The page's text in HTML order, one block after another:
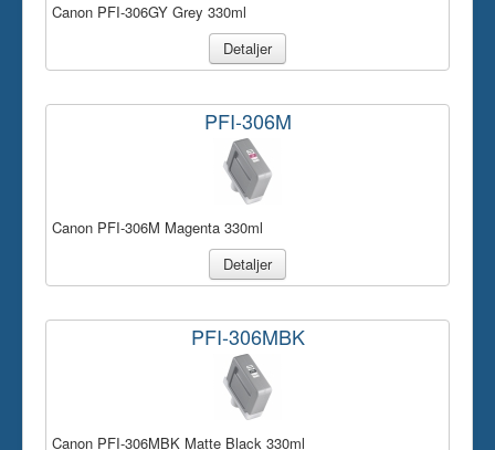
Canon PFI-306GY Grey 330ml
Detaljer
PFI-306M
Canon PFI-306M Magenta 330ml
Detaljer
PFI-306MBK
Canon PFI-306MBK Matte Black 330ml